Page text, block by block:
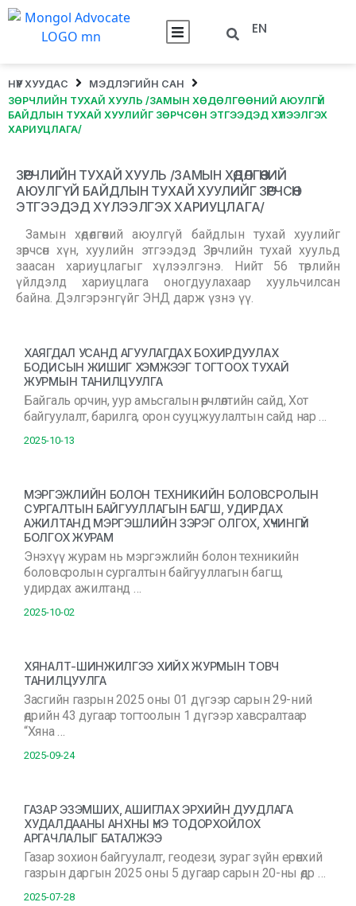
EN
НҮҮР ХУУДАС
МЭДЛЭГИЙН САН
ЗӨРЧЛИЙН ТУХАЙ ХУУЛЬ /ЗАМЫН ХӨДӨЛГӨӨНИЙ АЮУЛГҮЙ
БАЙДЛЫН ТУХАЙ ХУУЛИЙГ ЗӨРЧСӨН ЭТГЭЭДЭД ХҮЛЭЭЛГЭХ
ХАРИУЦЛАГА/
ЗӨРЧЛИЙН ТУХАЙ ХУУЛЬ /ЗАМЫН ХӨДӨЛГӨӨНИЙ
АЮУЛГҮЙ БАЙДЛЫН ТУХАЙ ХУУЛИЙГ ЗӨРЧСӨН
ЭТГЭЭДЭД ХҮЛЭЭЛГЭХ ХАРИУЦЛАГА/
Замын хөдөлгөөний аюулгүй байдлын тухай хуулийг
зөрчсөн хүн, хуулийн этгээдэд Зөрчлийн тухай хуульд
заасан хариуцлагыг хүлээлгэнэ. Нийт 56 төрлийн
үйлдэлд хариуцлага оногдуулахаар хуульчилсан
байна. Дэлгэрэнгүйг ЭНД дарж үзнэ үү.
ХАЯГДАЛ УСАНД АГУУЛАГДАХ БОХИРДУУЛАХ
БОДИСЫН ЖИШИГ ХЭМЖЭЭГ ТОГТООХ ТУХАЙ
ЖУРМЫН ТАНИЛЦУУЛГА
Байгаль орчин, уур амьсгалын өөрчлөлтийн сайд, Хот
байгуулалт, барилга, орон сууцжуулалтын сайд нар …
2025-10-13
МЭРГЭЖЛИЙН БОЛОН ТЕХНИКИЙН БОЛОВСРОЛЫН
СУРГАЛТЫН БАЙГУУЛЛАГЫН БАГШ, УДИРДАХ
АЖИЛТАНД МЭРГЭШЛИЙН ЗЭРЭГ ОЛГОХ, ХҮЧИНГҮЙ
БОЛГОХ ЖУРАМ
Энэхүү журам нь мэргэжлийн болон техникийн
боловсролын сургалтын байгууллагын багш,
удирдах ажилтанд …
2025-10-02
ХЯНАЛТ-ШИНЖИЛГЭЭ ХИЙХ ЖУРМЫН ТОВЧ
ТАНИЛЦУУЛГА
Засгийн газрын 2025 оны 01 дүгээр сарын 29-ний
өдрийн 43 дугаар тогтоолын 1 дүгээр хавсралтаар
“Хяна …
2025-09-24
ГАЗАР ЭЗЭМШИХ, АШИГЛАХ ЭРХИЙН ДУУДЛАГА
ХУДАЛДААНЫ АНХНЫ ҮНЭ ТОДОРХОЙЛОХ
АРГАЧЛАЛЫГ БАТАЛЖЭЭ
Газар зохион байгуулалт, геодези, зураг зүйн ерөнхий
газрын даргын 2025 оны 5 дугаар сарын 20-ны өдр …
2025-07-28